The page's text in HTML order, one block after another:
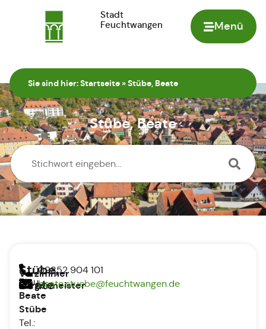
Menü
Stadt
Feuchtwangen
Sie sind hier:Startseite »Stübe, Beate
Stübe, Beate
Stübe,
Beate
Vorzimmer
Bürgermeister
Frau
Beate
Stübe
Tel.:
09852 904 101
beate.stuebe@feuchtwangen.de